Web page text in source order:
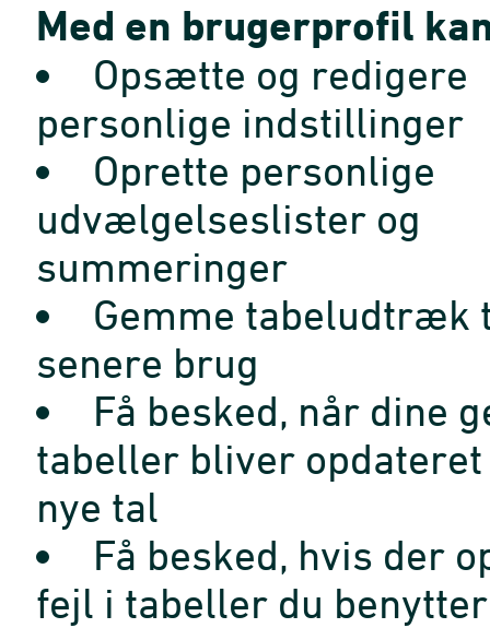
Med en brugerprofil
Opsætte og redigere
personlige indstillinger
Oprette personlige
udvælgelseslister og
summeringer
Gemme tabeludtræk
senere brug
Få besked, når dine
tabeller bliver opdateret
nye tal
Få besked, hvis der
fejl i tabeller du benytter